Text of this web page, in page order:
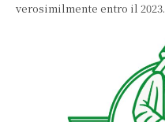
verosimilmente entro il 2023.